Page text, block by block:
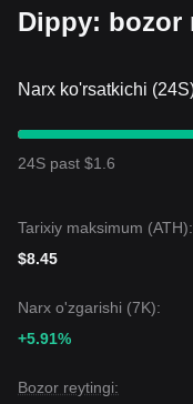
Dippy: bozor
Narx ko'rsatkichi
24S past $1.6
Tarixiy maksimum (ATH):
$8.45
Narx o'zgarishi (7K):
+5.91%
Bozor reytingi: